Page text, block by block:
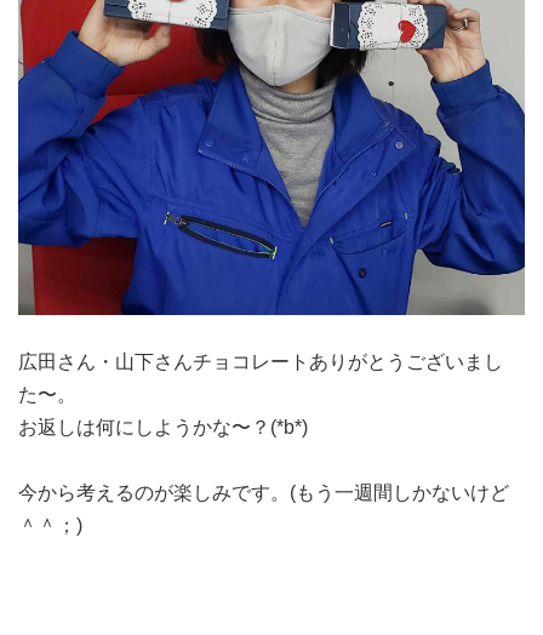
広田さん・山下さんチョコレートありがとうございまし
た〜。
お返しは何にしようかな〜？(*b*)
今から考えるのが楽しみです。(もう一週間しかないけど
＾＾；)